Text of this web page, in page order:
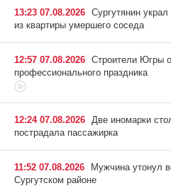
13:23 07.08.2026 Сургутянин
из квартиры умершего соседа
12:57 07.08.2026 Строители Югры
профессионального праздника
12:24 07.08.2026
Две иномарки
пострадала пассажирка
11:52 07.08.2026
Мужчина утонул
Сургутском районе